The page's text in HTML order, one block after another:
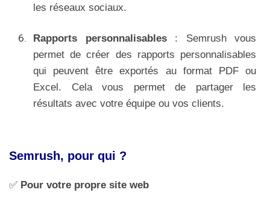
les réseaux sociaux.
Rapports personnalisables: Semrush vous
permet de créer des rapports personnalisables
qui peuvent être exportés au format PDF ou
Excel. Cela vous permet de partager les
résultats avec votre équipe ou vos clients.
Semrush, pour qui ?
✅ Pour votre propre site web